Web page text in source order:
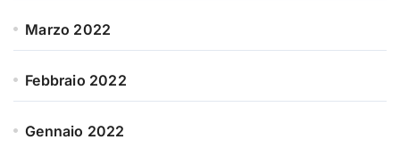
Marzo 2022
Febbraio 2022
Gennaio 2022